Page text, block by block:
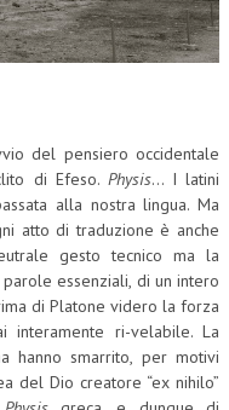
del pensiero occidentale
di Efeso. Physis… I latini
alla nostra lingua. Ma
atto di traduzione è anche
gesto tecnico ma la
essenziali, di un intero
di Platone videro la forza
interamente ri-velabile. La
hanno smarrito, per motivi
del Dio creatore “ex nihilo”